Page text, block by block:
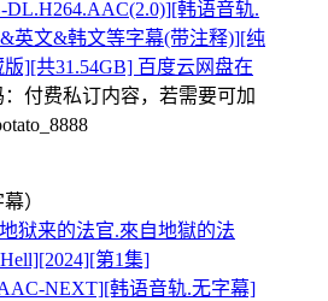
DL.H264.AAC(2.0)][韩语音轨.
英文&韩文等字幕(带注释)][纯
][共31.54GB] 百度云网盘在
付费私订内容，若需要可加
）
狱来的法官.來自地獄的法
Hell][2024][第1集]
NEXT][韩语音轨.无字幕]